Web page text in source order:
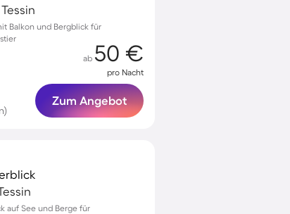
Balkon und Bergblick für
ab 50 €
pro Nacht
Zum Angebot
auf See und Berge für